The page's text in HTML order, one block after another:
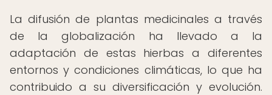
La difusión de plantas medicinales a través
de la globalización ha llevado a la
adaptación de estas hierbas a diferentes
entornos y condiciones climáticas, lo que ha
contribuido a su diversificación y evolución.